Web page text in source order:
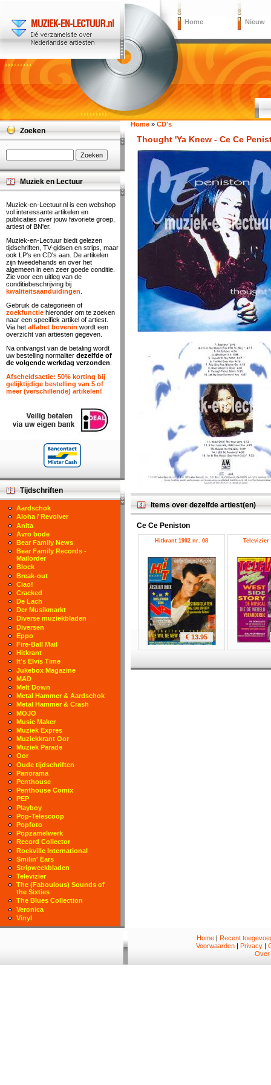
Home Nieuw
Home » CD's
Thought 'Ya Knew - Ce Ce
Items over dezelfde artiest(en)
Ce Ce Peniston
Hitkrant 1992 nr. 08
€ 13.95
Televizier
Zoeken
Muziek en Lectuur
Muziek-en-Lectuur.nl is een webshop
vol interessante artikelen en
publicaties over jouw favoriete groep,
artiest of BN'er.
Muziek-en-Lectuur biedt gelezen
tijdschriften, TV-gidsen en strips, maar
ook LP's en CD's aan. De artikelen
zijn tweedehands en over het
algemeen in een zeer goede conditie.
Zie voor een uitleg van de
conditiebeschrijving bij
kwaliteitsaanduidingen
Gebruik de categorieën of
zoekfunctie hieronder om te zoeken
naar een specifiek artikel of artiest.
Via het alfabet bovenin wordt een
overzicht van artiesten gegeven.
Na ontvangst van de betaling wordt
uw bestelling normaliter dezelfde of
de volgende werkdag verzonden
Afscheidsactie: 50% korting bij
gelijktijdige bestelling van 5 of
meer (verschillende) artikelen!
Tijdschriften
Aardschok
Aloha / Revolver
Anita
Avro bode
Bear Family News
Bear Family Records -
Mailorder
Block
Break-out
Ciao!
Cracked
De Lach
Der Musikmarkt
Diverse muziekbladen
Diversen
Eppo
Fire-Ball Mail
Hitkrant
It's Elvis Time
Jukebox Magazine
MAD
Melt Down
Metal Hammer & Aardschok
Metal Hammer & Crash
MOJO
Music Maker
Muziek Expres
Muziekkrant Oor
Muziek Parade
Oor
Oude tijdschriften
Panorama
Penthouse
Penthouse Comix
PEP
Playboy
Pop-Telescoop
Popfoto
Popzamelwerk
Record Collector
Rockville International
Smilin' Ears
Stripweekbladen
Televizier
The (Faboulous) Sounds of
the Sixties
The Blues Collection
Veronica
Vinyl
Home| Recent
Voorwaarden | Privacy |
Over